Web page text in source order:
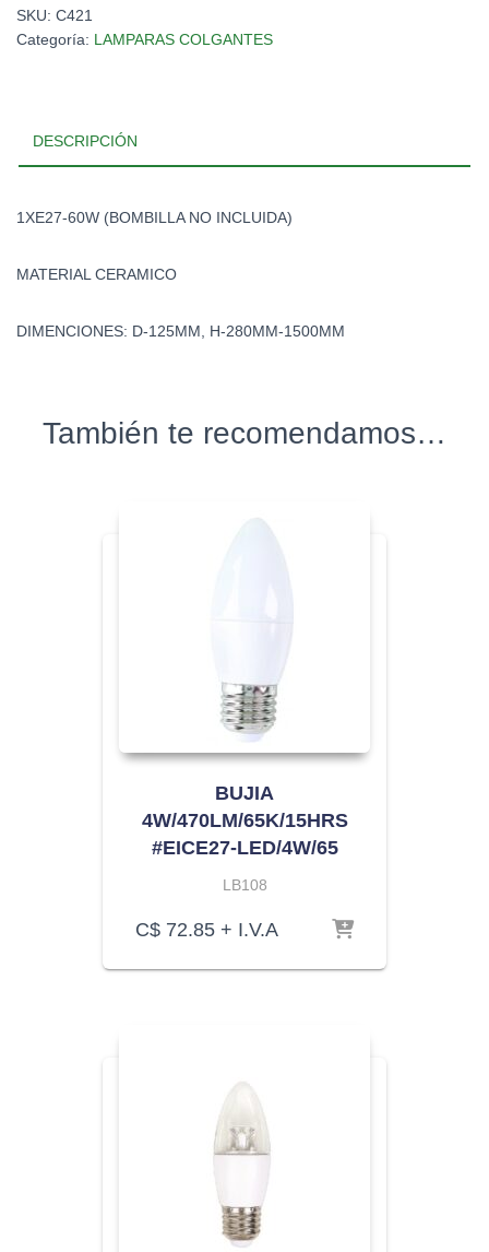
8104H-
WH
SKU: C421
Categoría: LAMPARAS COLGANTES
DESCRIPCIÓN
1XE27-60W (BOMBILLA NO INCLUIDA)
MATERIAL CERAMICO
DIMENCIONES: D-125MM, H-280MM-1500MM
También te recomendamos…
BUJIA
4W/470LM/65K/15HRS
#EICE27-LED/4W/65
LB108
C$ 72.85 + I.V.A